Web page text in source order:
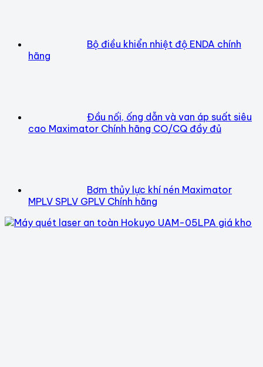
Bộ điều khiển nhiệt độ ENDA chính
hãng
Đầu nối, ống dẫn và van áp suất siêu
cao Maximator Chính hãng CO/CQ đầy đủ
Bơm thủy lực khí nén Maximator
MPLV SPLV GPLV Chính hãng